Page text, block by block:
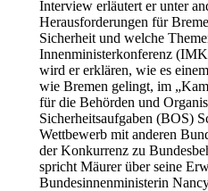
Interview erläutert er unter
Herausforderungen für
Sicherheit und welche
Innenministerkonferenz
wird er erklären, wie es
wie Bremen gelingt, im
für die Behörden und
Sicherheitsaufgaben (BOS)
Wettbewerb mit anderen
der Konkurrenz zu
spricht Mäurer über seine
Bundesinnenministerin